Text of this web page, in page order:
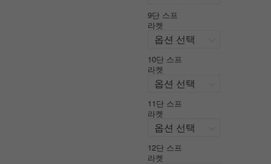
9단 스프
라켓
10단 스프
라켓
11단 스프
라켓
12단 스프
라켓